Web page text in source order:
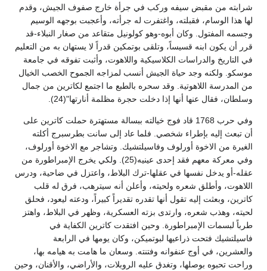
شرابته من مقبض سيفه وركب في جرأة خارج صفوف الجيش، وقدم
لها هذا الوسام، فقبلته، واغتفرت له جرأته، وأعجبت بوجهه الوسيم
وجسمه المفتول. وكان أبوه-وهو كولونيل متقاعد من صغار النبلاء-قد
قرر أن يكون ابنه قسيساً، وتلقى بوتمكين قدراً لا يستهان به من التعليم
في التاريخ والدراسات الكلاسيكية واللاهوت، وأثبت تفوقه في جامعة
موسكو. ولكنه وجد حياة الجيش أنسب لمزاجه الجموح الخصب الخيال
من المدرسة اللاهوتية. وقد سحره بالطبع ما اجتمع لكاترين من جمال
وسلطان، فقال عنها أنها إذا دخلت حجرة مظلمة أنارتها"(24).
وفي حرب 1768 قاد فوج خيالته ببسالة مستهترة حملت كاترين على
أن تبعث إليه بإطراء شخصي. فلما عاد إلى سانت بطرسبرج أكلته
الغيرة من الاخوة أورلوف وفاسيلتشيك. وتشاجر مع الاخوة أورلوف،
وفي معركة معهم فقد إحدى عينيه(25). ولكي يخرج الإمبراطورة من
عقله-أو يدخل نفسها في عقلها-ترك البلاط، واعتزل في ضاحية، ودرس
اللاهوت، وأطلق شعره ولحيته، وأعلن أنه سيترهب، فرق له قلب
كاترين، وبعثت إليه تقول أنها تقدره تقديراً كبيراً، ودعته ليعود، فحلق
لحيته، وهذب شعره، وارتدى بزته العسكرية، وظهر في البلاط، واهتز
طرباً لبسمات الإمبراطورة. وحين افتقدت كاترين الكفاية في
فاسيلتشيك فتحت ذراعيها لبوتميكن، وكان يومها في الرابعة
والعشرين، في أوج عنفوانه وفتنته. وسعان ما هامت به هيامه بها،
وراحت تحبوه بوصلها، وتغدق عليه الروبلات، والأراضي، والأقنان، وحين